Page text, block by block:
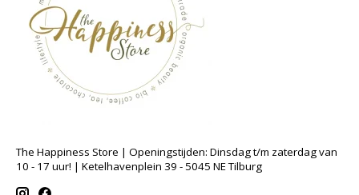
The Happiness Store | Openingstijden: Dinsdag t/m zaterdag van
10 - 17 uur! | Ketelhavenplein 39 - 5045 NE Tilburg